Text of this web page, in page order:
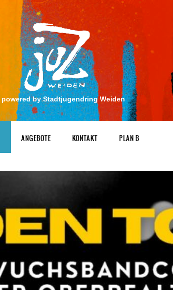
powered by Stadtjugendring Weiden
ANGEBOTE KONTAKT PLAN B